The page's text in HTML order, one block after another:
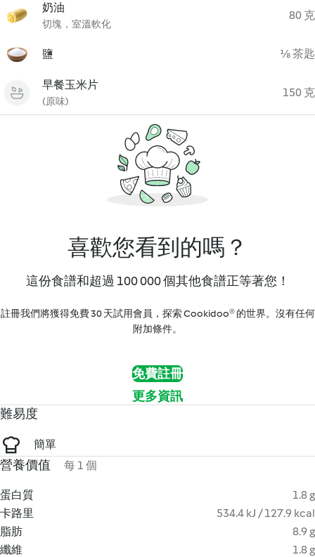
奶油
切塊，室溫軟化
80 克
鹽 ⅛ 茶匙
早餐玉米片
(原味)
150 克
喜歡您看到的嗎？
這份食譜和超過 100 000 個其他食譜正等著您！
註冊我們將獲得免費 30 天試用會員，探索 Cookidoo® 的世界。沒有任何
附加條件。
免費註冊
更多資訊
難易度
簡單
營養價值 每 1 個
蛋白質
1.8 g
卡路里
534.4 kJ / 127.9 kcal
脂肪
8.9 g
纖維
1.8 g